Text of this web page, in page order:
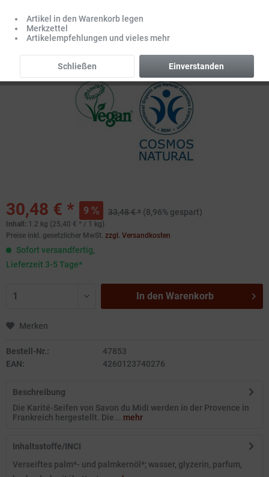
30,48 € * 9 33,48 € * (8,96% gespart)
Inhalt: 1.2 kg (25,40 € * / 1 kg)
Preise inkl. gesetzlicher MwSt. zzgl. Versandkosten
Sofort versandfertig,
Lieferzeit 3-5 Tage*
In den Warenkorb
Merken
Bestell-Nr.:
47853
EAN:
4260123740276
Beschreibung
Die Karité-Seifen von Savon du Midi werden in der Provence in
Frankreich hergestellt. Die... mehr
Inhaltsstoffe/INCI
Verseiftes palm*- und palmkernöl*; wasser, glyzerin, parfum,
Artikel in den Warenkorb legen
Merkzettel
Artikelempfehlungen und vieles mehr
Einverstanden
Schließen